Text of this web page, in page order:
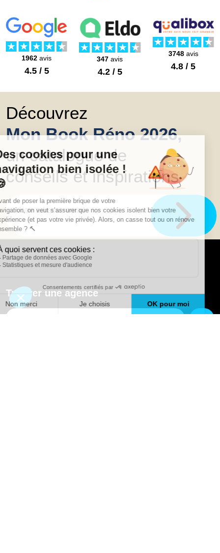
1962 avis
4.5 / 5
347 avis
4.2 / 5
3748avis
4.8 / 5
Découvrez
Mon Book Réno 2026,
un catalogue de
conseils et inspirations
Trouver une agence